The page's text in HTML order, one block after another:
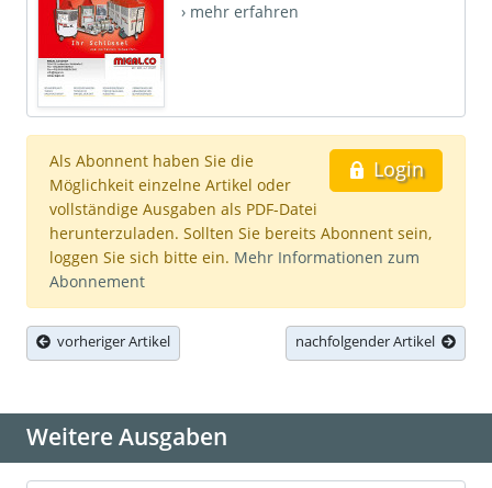
› mehr erfahren
Login
Als Abonnent haben Sie die
Möglichkeit einzelne Artikel oder
vollständige Ausgaben als PDF-Datei
herunterzuladen. Sollten Sie bereits Abonnent sein,
loggen Sie sich bitte ein. Mehr Informationen zum
Abonnement
vorheriger Artikel nachfolgender Artikel
Weitere Ausgaben